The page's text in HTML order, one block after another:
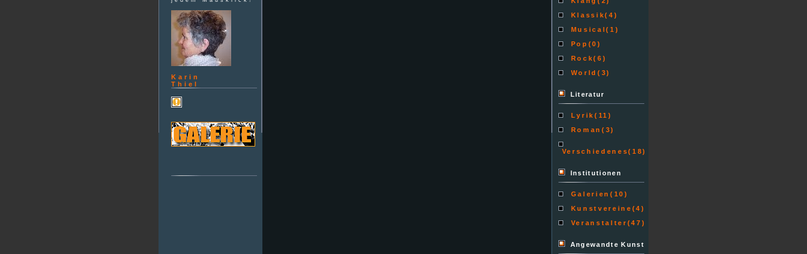
Karin
Thiel
Klassik(4)
Musical(1)
Pop (0)
Rock(6)
World(3)
Literatur
Lyrik(11)
Roman(3)
Verschiedenes(18)
Institutionen
Galerien(10)
Kunstvereine (4)
Veranstalter (47)
Angewandte Kunst